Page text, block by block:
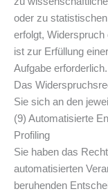
oder zu
erfolgt, Widerspruch
ist zur Erfüllung
Aufgabe erforderlich.
Das
Sie sich an den
(9) Automatisierte
Profiling
Sie haben das
automatisierten
beruhenden